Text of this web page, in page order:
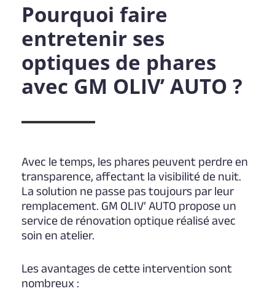
Pourquoi faire
entretenir ses
optiques de phares
avec GM OLIV’ AUTO ?
Avec le temps, les phares peuvent perdre en
transparence, affectant la visibilité de nuit.
La solution ne passe pas toujours par leur
remplacement. GM OLIV’ AUTO propose un
service de rénovation optique réalisé avec
soin en atelier.
Les avantages de cette intervention sont
nombreux :